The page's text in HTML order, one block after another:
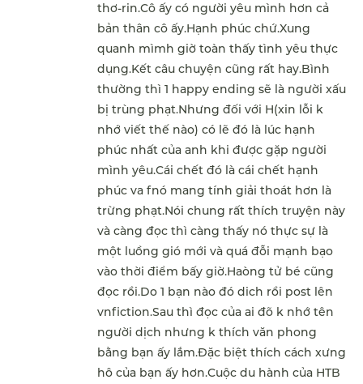
thơ-rin.Cô ấy có người yêu mình hơn cả
bản thân cô ấy.Hạnh phúc chứ.Xung
quanh mìmh giờ toàn thấy tình yêu thực
dụng.Kết câu chuyện cũng rất hay.Bình
thường thì 1 happy ending sẽ là người xấu
bị trùng phạt.Nhưng đối với H(xin lỗi k
nhớ viết thế nào) có lẽ đó là lúc hạnh
phúc nhất của anh khi được gặp người
mình yêu.Cái chết đó là cái chết hạnh
phúc va fnó mang tính giải thoát hơn là
trừng phạt.Nói chung rất thích truyện này
và càng đọc thì càng thấy nó thực sự là
một luồng gió mới và quá đỗi mạnh bạo
vào thời điểm bấy giờ.Haòng tử bé cũng
đọc rồi.Do 1 bạn nào đó dich rồi post lên
vnfiction.Sau thì đọc của ai đõ k nhớ tên
người dịch nhưng k thích văn phong
bằng bạn ấy lắm.Đặc biệt thích cách xưng
hô của bạn ấy hơn.Cuộc du hành của HTB